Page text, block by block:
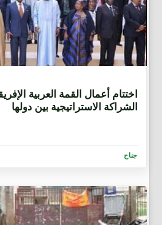
اختتام أعمال القمة العربية
الشراكة الاستراتيجية بين دولها
جناح